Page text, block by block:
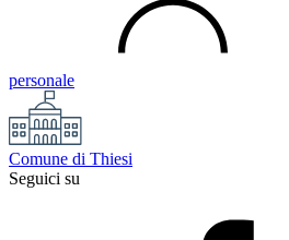
personale
Comune di Thiesi
Seguici su